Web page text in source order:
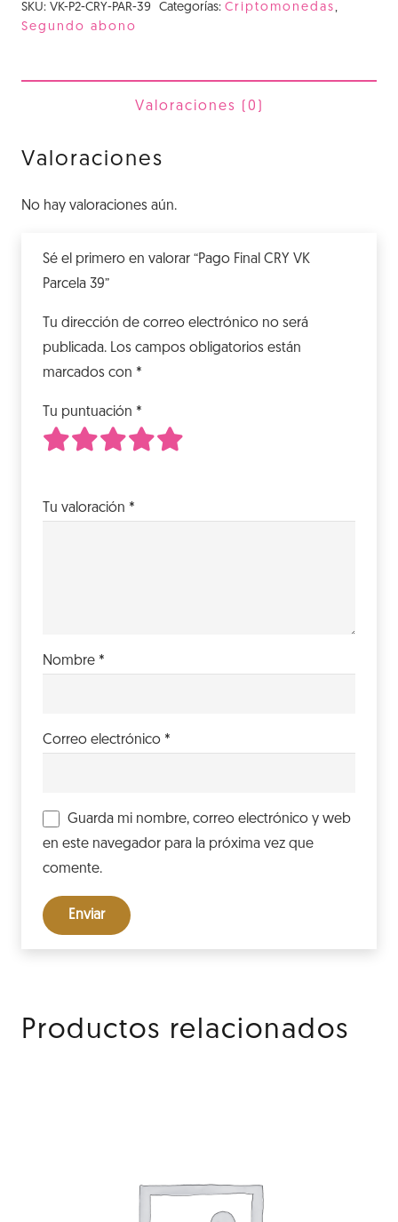
CRY
SKU: VK-P2-CRY-PAR-39 Categorías: Criptomonedas,
Segundo abono
Valoraciones (0)
Valoraciones
No hay valoraciones aún.
Sé el primero en valorar “Pago Final CRY VK
Parcela 39”
Tu dirección de correo electrónico no será
publicada. Los campos obligatorios están
marcados con *
Tu puntuación *
Tu valoración *
Nombre *
Correo electrónico *
Guarda mi nombre, correo electrónico y web
en este navegador para la próxima vez que
comente.
Productos relacionados